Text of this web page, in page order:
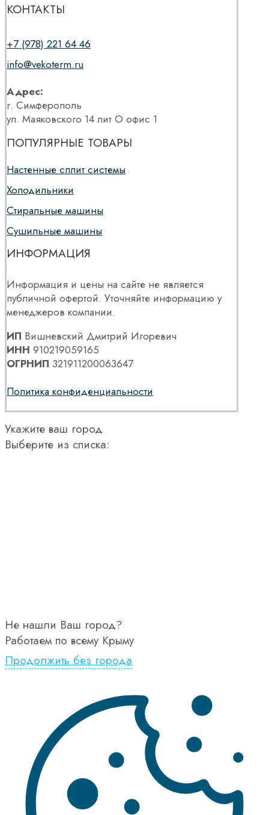
КОНТАКТЫ
+7 (978) 221 64 46
info@vekoterm.ru
Адрес:
г. Симферополь
ул. Маяковского 14 лит О офис 1
ПОПУЛЯРНЫЕ ТОВАРЫ
Настенные сплит системы
Холодильники
Стиральные машины
Сушильные машины
ИНФОРМАЦИЯ
Информация и цены на сайте не является
публичной офертой. Уточняйте информацию у
менеджеров компании.
ИП Вишневский Дмитрий Игоревич
ИНН 910219059165
ОГРНИП 321911200063647
Политика конфиденциальности
Укажите ваш город
Выберите из списка:
Не нашли Ваш город?
Работаем по всему Крыму
Продолжить без города